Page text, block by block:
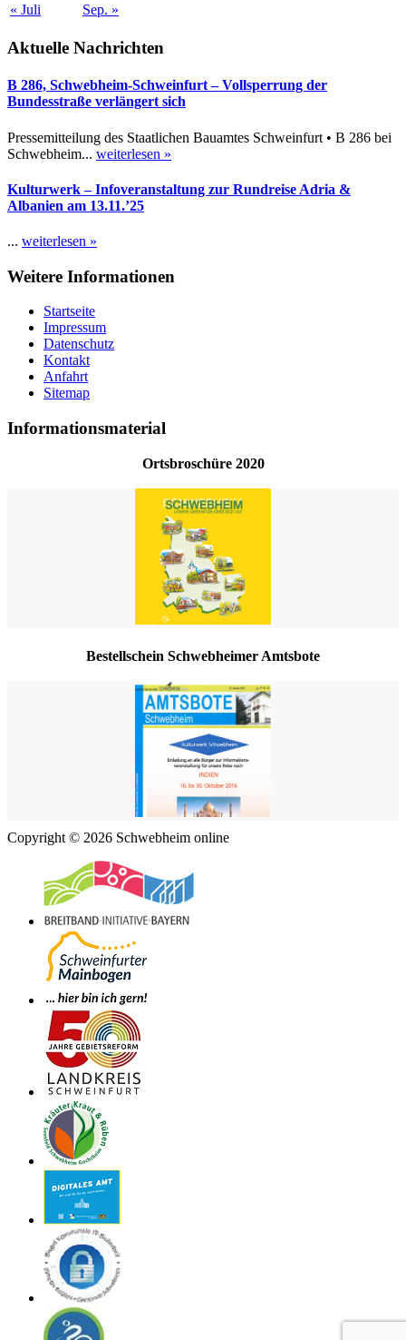
« Juli
Sep. »
Aktuelle Nachrichten
B 286, Schwebheim-Schweinfurt – Vollsperrung der
Bundesstraße verlängert sich
Pressemitteilung des Staatlichen Bauamtes Schweinfurt • B 286 bei
Schwebheim... weiterlesen »
Kulturwerk – Infoveranstaltung zur Rundreise Adria &
Albanien am 13.11.’25
... weiterlesen »
Weitere Informationen
Startseite
Impressum
Datenschutz
Kontakt
Anfahrt
Sitemap
Informationsmaterial
Ortsbroschüre 2020
Bestellschein Schwebheimer Amtsbote
Copyright © 2026 Schwebheim online